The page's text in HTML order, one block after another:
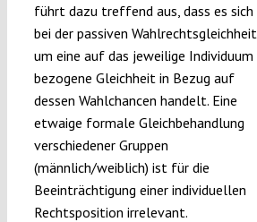
führt dazu treffend aus, dass es sich
bei der passiven Wahlrechtsgleichheit
um eine auf das jeweilige Individuum
bezogene Gleichheit in Bezug auf
dessen Wahlchancen handelt. Eine
etwaige formale Gleichbehandlung
verschiedener Gruppen
(männlich/weiblich) ist für die
Beeinträchtigung einer individuellen
Rechtsposition irrelevant.